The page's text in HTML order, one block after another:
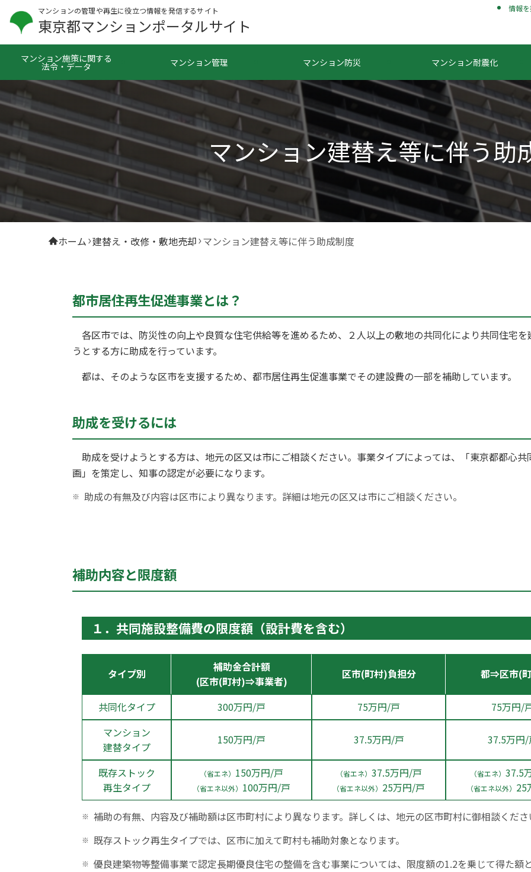
東京都マンションポータルサイト
マンションの管理や再生に役立つ情報を発信するサイト
マンション施策に関する
法令・データ マンション管理 マンション防災 マンション耐震化
情報
マンション建替え等に伴う助
ホーム 建替え・改修・敷地売却 マンション建替え等に伴う助成制度
都市居住再生促進事業とは？
各区市では、防災性の向上や良質な住宅供給等を進めるため、２人以上の敷地の共同化により共同住宅
うとする方に助成を行っています。
都は、そのような区市を支援するため、都市居住再生促進事業でその建設費の一部を補助しています。
助成を受けるには
助成を受けようとする方は、地元の区又は市にご相談ください。事業タイプによっては、「東京都都心
画」を策定し、知事の認定が必要になります。
助成の有無及び内容は区市により異なります。詳細は地元の区又は市にご相談ください。
補助内容と限度額
１．共同施設整備費の限度額（設計費を含む）
タイプ別
補助金合計額
(区市(町村)⇒事業者)
区市(町村)負担分 都⇒区市(
共同化タイプ 300万円/戸 75万円/戸 75万円/
マンション
建替タイプ
150万円/戸 37.5万円/戸 37.5万円/
既存ストック
再生タイプ
（省エネ） 150万円/戸
（省エネ以外） 100万円/戸
（省エネ） 37.5万円/戸
（省エネ以外） 25万円/戸
（省エネ） 37.5
（省エネ以外） 25
補助の有無、内容及び補助額は区市町村により異なります。詳しくは、地元の区市町村に御相談くださ
既存ストック再生タイプでは、区市に加えて町村も補助対象となります。
優良建築物等整備事業で認定長期優良住宅の整備を含む事業については、限度額の1.2を乗じて得た額と